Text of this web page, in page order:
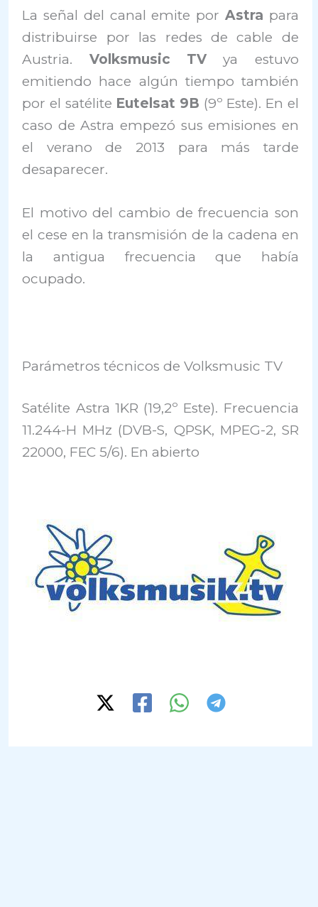
La señal del canal emite por Astra para
distribuirse por las redes de cable de
Austria. Volksmusic TV ya estuvo
emitiendo hace algún tiempo también
por el satélite Eutelsat 9B (9º Este). En el
caso de Astra empezó sus emisiones en
el verano de 2013 para más tarde
desaparecer.
El motivo del cambio de frecuencia son
el cese en la transmisión de la cadena en
la antigua frecuencia que había
ocupado.
Parámetros técnicos de Volksmusic TV
Satélite Astra 1KR (19,2º Este). Frecuencia
11.244-H MHz (DVB-S, QPSK, MPEG-2, SR
22000, FEC 5/6). En abierto